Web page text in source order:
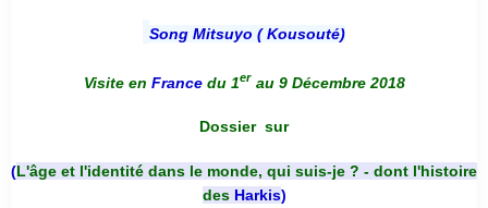
Song Mitsuyo ( Kousouté)
Visite en France du 1er au 9 Décembre 2018
Dossier sur
(L'âge et l'identité dans le monde, qui suis-je ? - dont l'histoire
des Harkis)